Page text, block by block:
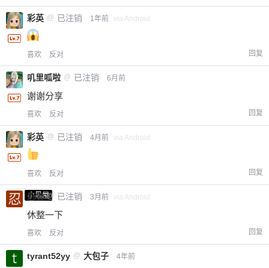
彩英 @ 已注销 1年前 via Android
喜欢 反对 回复
叽里呱啦 @ 已注销 6月前
谢谢分享
喜欢 反对 回复
彩英 @ 已注销 4月前 via Android
喜欢 反对 回复
小黑屋
忍者 @ 已注销 3月前 via Android
休整一下
喜欢 反对 回复
tyrant52yy @ 大包子 4年前